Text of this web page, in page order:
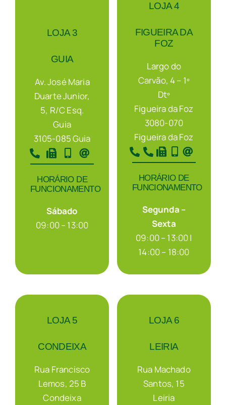
LOJA 3
GUIA
Av. José Maria
Duarte Junior,
5, R/C Esq.
Guia
3105-085 Guia
HORÁRIO DE
FUNCIONAMENTO
Sábado
09:00 – 13:00
LOJA 4
FIGUEIRA DA
FOZ
Largo do
Carvão, 4 – 1º
Dtº
Figueira da Foz
3080-070
Figueira da Foz
HORÁRIO DE
FUNCIONAMENTO
Segunda –
Sexta
09:00 – 13:00 |
14:00 – 18:00
LOJA 5
CONDEIXA
Rua Francisco
Lemos, 25 B
Condeixa
LOJA 6
LEIRIA
Rua Machado
Santos, 15
Leiria